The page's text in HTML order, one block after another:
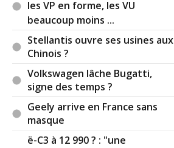
les VP en forme, les VU
beaucoup moins ...
Stellantis ouvre ses usines aux
Chinois ?
Volkswagen lâche Bugatti,
signe des temps ?
Geely arrive en France sans
masque
ë-C3 à 12 990 ? : "une